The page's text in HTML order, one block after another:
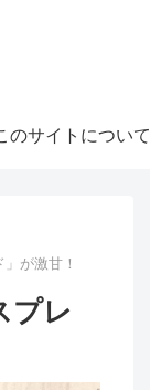
のサイトについて
が激甘！
プレ